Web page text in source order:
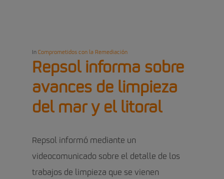
In Comprometidos con la Remediación
Repsol informa sobre
avances de limpieza
del mar y el litoral
Repsol informó mediante un
videocomunicado sobre el detalle de los
trabajos de limpieza que se vienen